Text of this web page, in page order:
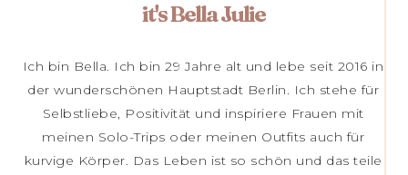
it's Bella Julie
Ich bin Bella. Ich bin 29 Jahre alt und lebe seit 2016 in
der wunderschönen Hauptstadt Berlin. Ich stehe für
Selbstliebe, Positivität und inspiriere Frauen mit
meinen Solo-Trips oder meinen Outfits auch für
kurvige Körper. Das Leben ist so schön und das teile